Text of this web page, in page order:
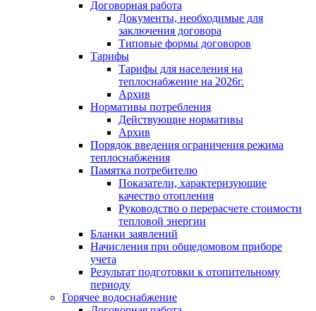
Договорная работа
Документы, необходимые для
заключения договора
Типовые формы договоров
Тарифы
Тарифы для населения на
теплоснабжение на 2026г.
Архив
Нормативы потребления
Действующие нормативы
Архив
Порядок введения ограничения режима
теплоснабжения
Памятка потребителю
Показатели, характеризующие
качество отопления
Руководство о перерасчете стоимости
тепловой энергии
Бланки заявлений
Начисления при общедомовом приборе
учета
Результат подготовки к отопительному
периоду
Горячее водоснабжение